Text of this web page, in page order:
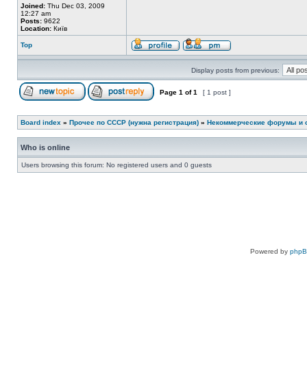
Joined: Thu Dec 03, 2009
12:27 am
Posts: 9622
Location: Київ
Top
Display posts from previous:
Page 1 of1 [ 1 post ]
Board index » Прочее по СССР (нужна регистрация) » Некоммерческие форумы и
Who is online
Users browsing this forum: No registered users and 0 guests
Powered by